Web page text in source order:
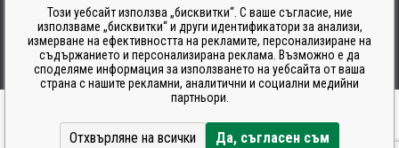
ISO 9001. ISO 14001 и STMC.
Ecommerce solutionsBINARGON.cz
Този уебсайт използва „бисквитки“. С ваше съгласие, ние
използваме „бисквитки“ и други идентификатори за анализи,
измерване на ефективността на рекламите, персонализиране на
съдържанието и персонализирана реклама. Възможно е да
споделяме информация за използването на уебсайта от ваша
страна с нашите рекламни, аналитични и социални медийни
партньори.
Отхвърляне на всички Да, съгласен съм